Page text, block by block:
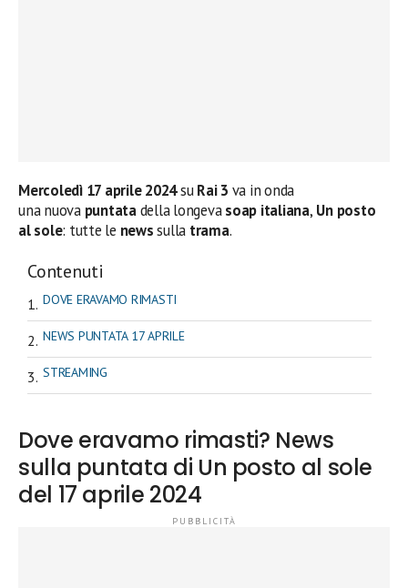
Mercoledì 17 aprile 2024suRai 3 va in onda
una nuovapuntatadella longevasoap italiana, Un posto
al sole: tutte le newssulla trama.
Contenuti
DOVE ERAVAMO RIMASTI
NEWS PUNTATA 17 APRILE
STREAMING
Dove eravamo rimasti? News
sulla puntata di Un posto al sole
del 17 aprile 2024